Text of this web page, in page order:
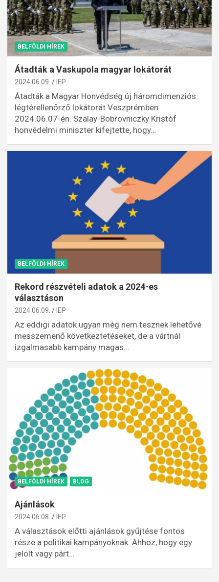
BELFÖLDI HÍREK
Átadták a Vaskupola magyar lokátorát
2024.06.09. IEP
Átadták a Magyar Honvédség új háromdimenziós
légtérellenőrző lokátorát Veszprémben
2024.06.07-én. Szalay-Bobrovniczky Kristóf
honvédelmi miniszter kifejtette, hogy…
BELFÖLDI HÍREK
Rekord részvételi adatok a 2024-es
választáson
2024.06.09. IEP
Az eddigi adatok ugyan még nem tesznek lehetővé
messzemenő következtetéseket, de a vártnál
izgalmasabb kampány magas…
BELFÖLDI HÍREK BLOG
Ajánlások
2024.06.08. IEP
A választások előtti ajánlások gyűjtése fontos
része a politikai kampányoknak. Ahhoz, hogy egy
jelölt vagy párt…